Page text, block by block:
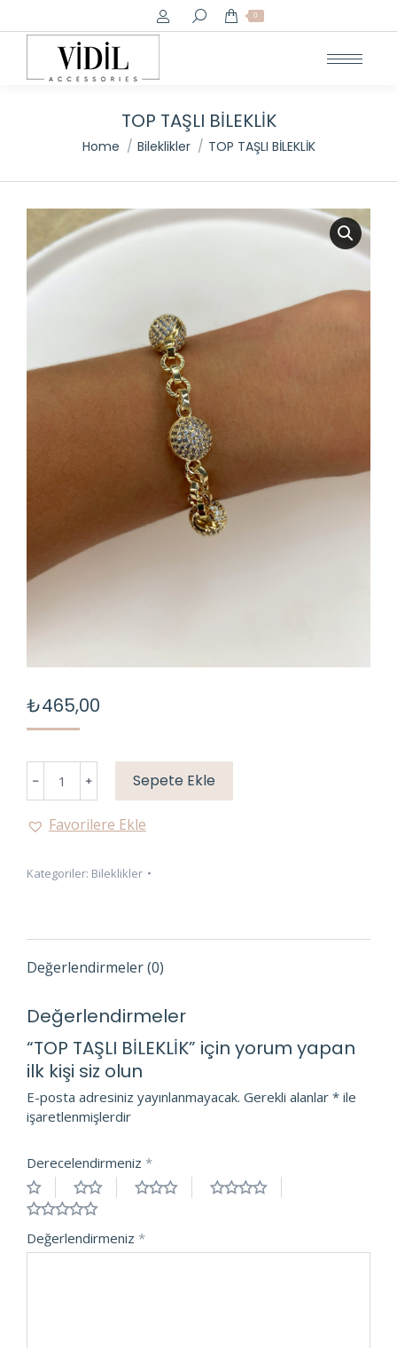
Search: 0
TOP TAŞLI BİLEKLİK
You are here:
Home Bileklikler TOP TAŞLI BİLEKLİK
₺465,00
TAŞLI
adet
Sepete Ekle
Favorilere Ekle
Kategoriler: Bileklikler
Değerlendirmeler (0)
Değerlendirmeler
“TOP TAŞLI BİLEKLİK” için yorum yapan
ilk kişi siz olun
E-posta adresiniz yayınlanmayacak. Gerekli alanlar * ile
işaretlenmişlerdir
Derecelendirmeniz *
Değerlendirmeniz *